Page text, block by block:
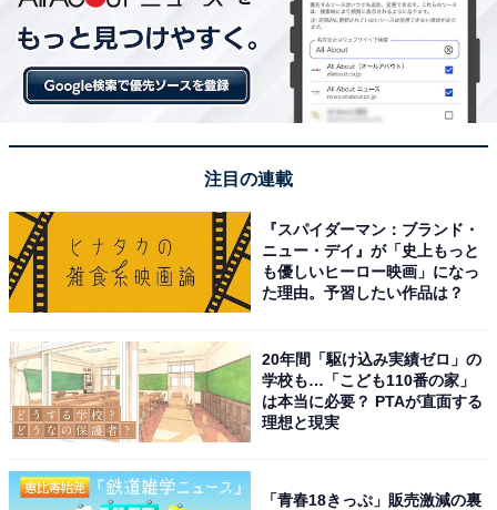
注目の連載
『スパイダーマン：ブランド・
ニュー・デイ』が「史上もっと
も優しいヒーロー映画」になっ
た理由。予習したい作品は？
20年間「駆け込み実績ゼロ」の
学校も…「こども110番の家」
は本当に必要？ PTAが直面する
理想と現実
「青春18きっぷ」販売激減の裏